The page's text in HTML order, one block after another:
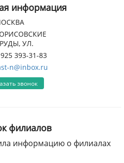
информация
УЛ.
393-31-83
n@inbox.ru
звонок
филиалов
информацию о филиалах